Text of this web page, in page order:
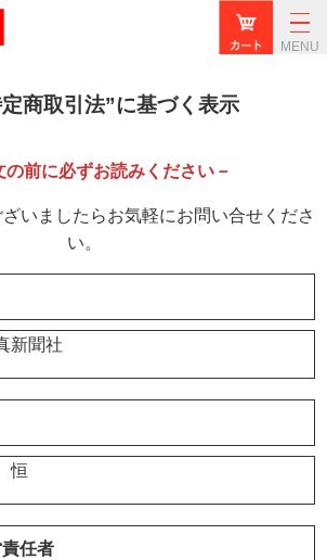
MENU
商取引法”に基づく表示
の前に必ずお読みください－
いましたらお気軽にお問い合せくださ
い。
新聞社
恒
任者